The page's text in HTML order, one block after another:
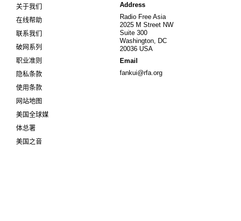
关于我们
在线帮助
联系我们
破网系列
职业准则
隐私条款
使用条款
网站地图
美国全球媒
体总署
美国之音
Address
Radio Free Asia
2025 M Street NW
Suite 300
Washington, DC
20036 USA
Email
fankui@rfa.org